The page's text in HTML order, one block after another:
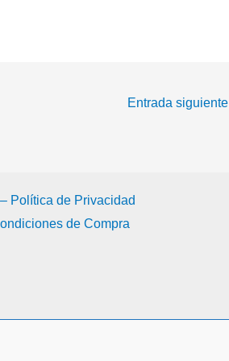
Entrada siguiente
Política de Privacidad
de Compra